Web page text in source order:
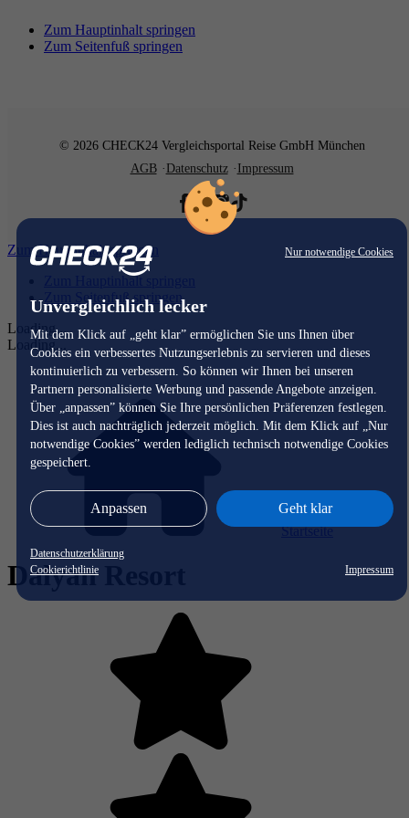
Nur notwendige Cookies
Unvergleichlich lecker
Mit dem Klick auf „geht klar” ermöglichen Sie uns Ihnen über
Cookies ein verbessertes Nutzungserlebnis zu servieren und dieses
kontinuierlich zu verbessern. So können wir Ihnen bei unseren
Partnern personalisierte Werbung und passende Angebote anzeigen.
Über „anpassen” können Sie Ihre persönlichen Präferenzen festlegen.
Dies ist auch nachträglich jederzeit möglich. Mit dem Klick auf „Nur
notwendige Cookies” werden lediglich technisch notwendige Cookies
gespeichert.
Anpassen Geht klar
Datenschutzerklärung
Cookierichtlinie
Impressum
Zum Hauptinhalt springen
Zum Seitenfuß springen
© 2026 CHECK24 Vergleichsportal Reise GmbH München
AGB
Datenschutz Impressum
Zum Hauptinhalt springen
Zum Hauptinhalt springen
Zum Seitenfuß springen
Loading...
Loading...
Startseite
Dalyan Resort